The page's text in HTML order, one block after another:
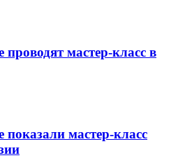
мастер-класс в
мастер-класс